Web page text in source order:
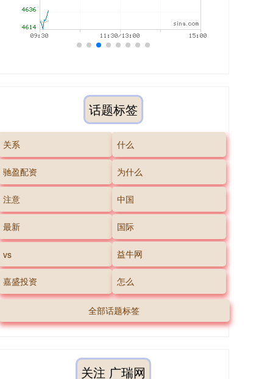
话题标签
关系 什么
驰盈配资 为什么
注意 中国
最新 国际
vs 益牛网
嘉盛投资 怎么
全部话题标签
关注 广瑞网